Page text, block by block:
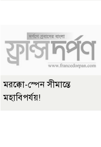
মরক্কো-স্পেন সীমান্তে
মহাবিপর্যয়!